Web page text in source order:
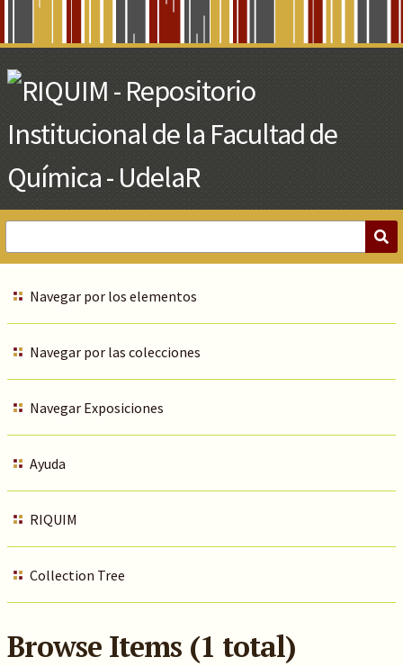
Main
Content
Navegar por los elementos
Navegar por las colecciones
Navegar Exposiciones
Ayuda
RIQUIM
Collection Tree
Browse Items (1 total)